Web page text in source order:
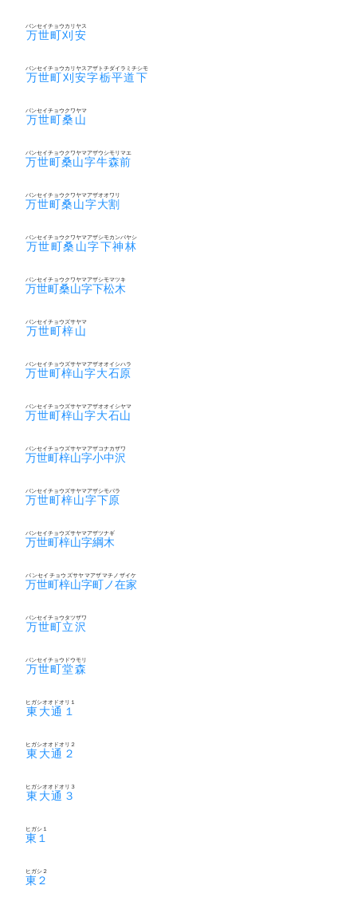
万世町刈安
バンセイチョウカリヤス
万世町刈安字栃平道下
バンセイチョウカリヤスアザトチダイラミチシモ
万世町桑山
バンセイチョウクワヤマ
万世町桑山字牛森前
バンセイチョウクワヤマアザウシモリマエ
万世町桑山字大割
バンセイチョウクワヤマアザオオワリ
万世町桑山字下神林
バンセイチョウクワヤマアザシモカンバヤシ
万世町桑山字下松木
バンセイチョウクワヤマアザシモマツキ
万世町梓山
バンセイチョウズサヤマ
万世町梓山字大石原
バンセイチョウズサヤマアザオオイシハラ
万世町梓山字大石山
バンセイチョウズサヤマアザオオイシヤマ
万世町梓山字小中沢
バンセイチョウズサヤマアザコナカザワ
万世町梓山字下原
バンセイチョウズサヤマアザシモバラ
万世町梓山字綱木
バンセイチョウズサヤマアザツナギ
万世町梓山字町ノ在家
バンセイチョウズサヤマアザマチノザイケ
万世町立沢
バンセイチョウタツザワ
万世町堂森
バンセイチョウドウモリ
東大通１
ヒガシオオドオリ１
東大通２
ヒガシオオドオリ２
東大通３
ヒガシオオドオリ３
東１
ヒガシ１
東２
ヒガシ２